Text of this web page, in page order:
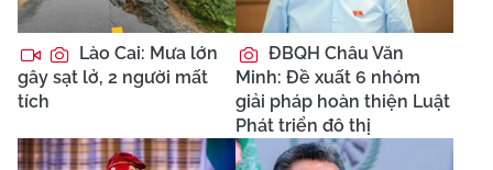
Lào Cai: Mưa lớn
gây sạt lở, 2 người mất
tích
ĐBQH Châu Văn
Minh: Đề xuất 6 nhóm
giải pháp hoàn thiện Luật
Phát triển đô thị